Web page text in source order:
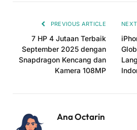
PREVIOUS ARTICLE
7 HP 4 Jutaan Terbaik
September 2025 dengan
Snapdragon Kencang dan
Kamera 108MP
Ana Octarin